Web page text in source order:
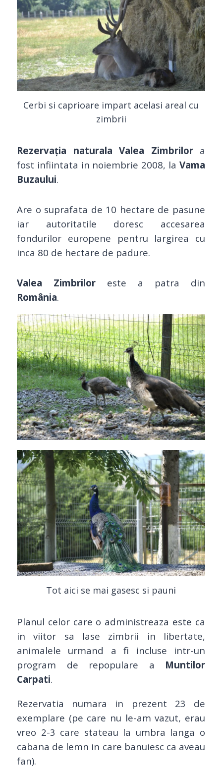
Cerbi si caprioare impart acelasi areal cu
zimbrii
Rezervaţia naturala Valea Zimbrilora
fost infiintata in noiembrie 2008, la Vama
Buzaului.
Are o suprafata de 10 hectare de pasune
iar autoritatile doresc accesarea
fondurilor europene pentru largirea cu
inca 80 de hectare de padure.
Valea Zimbrilor este a patra din
România.
Tot aici se mai gasesc si pauni
Planul celor care o administreaza este ca
in viitor sa lase zimbrii in libertate,
animalele urmand a fi incluse intr-un
program de repopulare a Muntilor
Carpati.
Rezervatia numara in prezent 23 de
exemplare (pe care nu le-am vazut, erau
vreo 2-3 care stateau la umbra langa o
cabana de lemn in care banuiesc ca aveau
fan).